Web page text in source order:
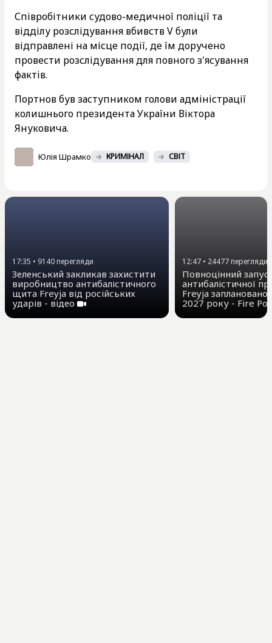
Співробітники судово-медичної поліції та
відділу розслідування вбивств V були
відправлені на місце події, де їм доручено
провести розслідування для повного з'ясування
фактів.
Портнов був заступником голови адміністрації
колишнього президента України Віктора
Януковича.
Юлія Шрамко КРИМІНАЛ СВІТ
17:35 • 9140перегляди
Зеленський закликав захистити
виробництво антибалістичного
щита Freyja від російських
ударів - відео
12:47 • 24477перегляди
Повноцінний
антибалістичної
Freyja заплановано
2027 року - Fire